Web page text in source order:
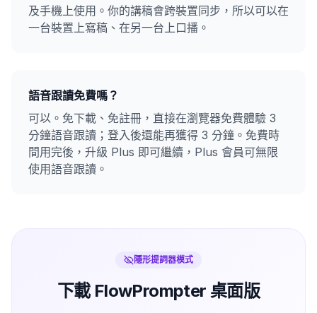
及手機上使用。你的講稿會跨裝置同步，所以可以在
一台裝置上寫稿、在另一台上口播。
語音跟讀免費嗎？
可以。免下載、免註冊，直接在瀏覽器免費體驗 3
分鐘語音跟讀；登入後還能再獲得 3 分鐘。免費時
間用完後，升級 Plus 即可繼續，Plus 會員可無限
使用語音跟讀。
隱形提詞器模式
下載 FlowPrompter 桌面版